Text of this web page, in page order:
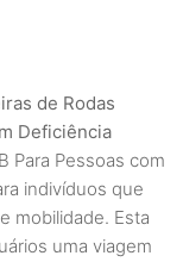
de Rodas
Deficiência
Para Pessoas com
indivíduos que
mobilidade. Esta
uma viagem